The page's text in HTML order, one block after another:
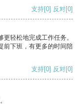
支持[0] 反对[0]
轻松地完成工作任务。
前下班，有更多的时间陪
支持[0] 反对[0]